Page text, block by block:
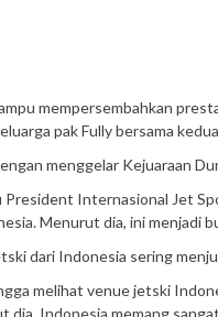
mempersembahkan
pak Fully bersama
menggelar Kejuaraan
Internasional Jet
Menurut dia, ini menjadi
dari Indonesia sering
melihat venue jetski
dia, Indonesia memang